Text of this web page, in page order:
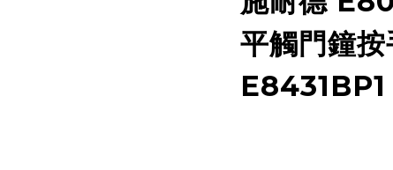
平觸門鐘按
E8431BP1